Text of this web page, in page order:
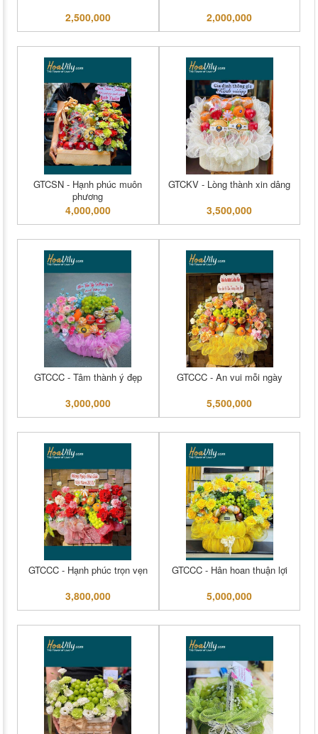
2,500,000 2,000,000
GTCSN - Hạnh phúc muôn
phương
4,000,000
GTCKV - Lòng thành xin dâng
3,500,000
GTCCC - Tâm thành ý đẹp
3,000,000
GTCCC - An vui mỗi ngày
5,500,000
GTCCC - Hạnh phúc trọn vẹn
3,800,000
GTCCC - Hân hoan thuận lợi
5,000,000